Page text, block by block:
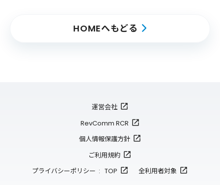
HOMEへもどる
運営会社
RevComm RCR
個人情報保護方針
ご利用規約
プライバシーポリシー : TOP
全利用者対象